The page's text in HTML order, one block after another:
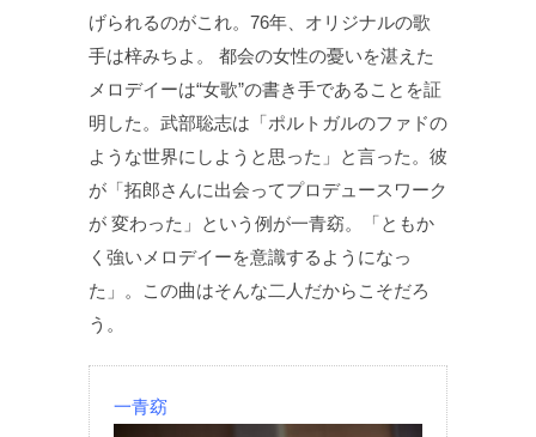
げられるのがこれ。76年、オリジナルの歌
手は梓みちよ。 都会の女性の憂いを湛えた
メロデイーは“女歌”の書き手であることを証
明した。武部聡志は「ポルトガルのファドの
ような世界にしようと思った」と言った。彼
が「拓郎さんに出会ってプロデュースワーク
が 変わった」という例が一青窈。「ともか
く強いメロデイーを意識するようになっ
た」。この曲はそんな二人だからこそだろ
う。
一青窈